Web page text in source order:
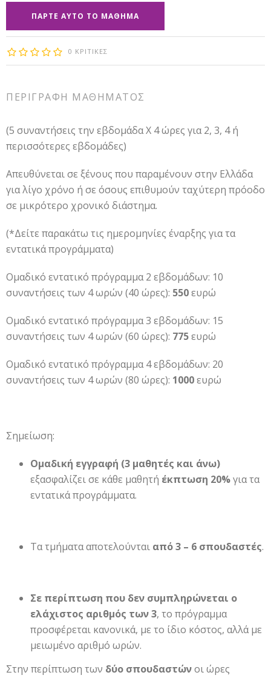
ΠΆΡΤΕ ΑΥΤΌ ΤΟ ΜΆΘΗΜΑ
0 ΚΡΙΤΙΚΈΣ
ΠΕΡΙΓΡΑΦΉ ΜΑΘΉΜΑΤΟΣ
(5 συναντήσεις την εβδομάδα Χ 4 ώρες για 2, 3, 4 ή
περισσότερες εβδομάδες)
Απευθύνεται σε ξένους που παραμένουν στην Ελλάδα
για λίγο χρόνο ή σε όσους επιθυμούν ταχύτερη πρόοδο
σε μικρότερο χρονικό διάστημα.
(*Δείτε παρακάτω τις ημερομηνίες έναρξης για τα
εντατικά προγράμματα)
Ομαδικό εντατικό πρόγραμμα 2 εβδομάδων: 10
συναντήσεις των 4 ωρών (40 ώρες): 550ευρώ
Ομαδικό εντατικό πρόγραμμα 3 εβδομάδων: 15
συναντήσεις των 4 ωρών (60 ώρες): 775ευρώ
Ομαδικό εντατικό πρόγραμμα 4 εβδομάδων: 20
συναντήσεις των 4 ωρών (80 ώρες): 1000ευρώ
Σημείωση:
Ομαδική εγγραφή (3 μαθητές και άνω)
εξασφαλίζει σε κάθε μαθητή έκπτωση 20%για τα
εντατικά προγράμματα.
Τα τμήματα αποτελούνται από 3 – 6 σπουδαστές.
Σε περίπτωση που δεν συμπληρώνεται ο
ελάχιστος αριθμός των 3, το πρόγραμμα
προσφέρεται κανονικά, με το ίδιο κόστος, αλλά με
μειωμένο αριθμό ωρών.
Στην περίπτωση των δύο σπουδαστώνοι ώρες